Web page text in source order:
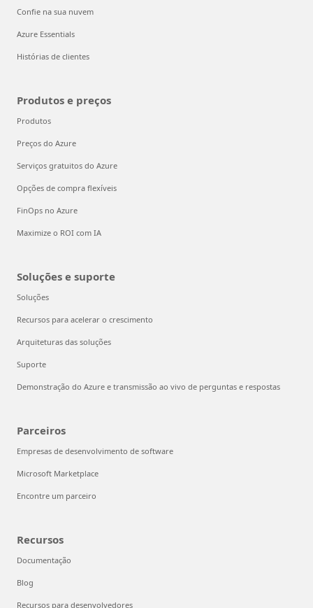
Confie na sua nuvem
Azure Essentials
Histórias de clientes
Produtos e preços
Produtos
Preços do Azure
Serviços gratuitos do Azure
Opções de compra flexíveis
FinOps no Azure
Maximize o ROI com IA
Soluções e suporte
Soluções
Recursos para acelerar o crescimento
Arquiteturas das soluções
Suporte
Demonstração do Azure e transmissão ao vivo de perguntas e respostas
Parceiros
Empresas de desenvolvimento de software
Microsoft Marketplace
Encontre um parceiro
Recursos
Documentação
Blog
Recursos para desenvolvedores